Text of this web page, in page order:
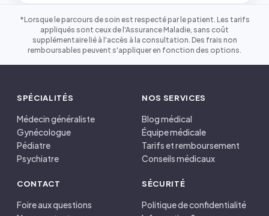
*Lorsque le parcours de soin est respecté par le patient. Les tarifs
appliqués sont ceux de l'Assurance Maladie, sans coût
supplémentaire lié à l'accès à la consultation. Des frais non
remboursables peuvent s'appliquer en fonction des options.
SPÉCIALITÉS
Médecin généraliste
Gynécologue
Pédiatre
Psychiatre
NOS SERVICES
Blog médical
Équipe médicale
Tarifs et remboursement
Conseils médicaux
CONTACT
Foire aux questions
SÉCURITÉ
Politique de confidentialité